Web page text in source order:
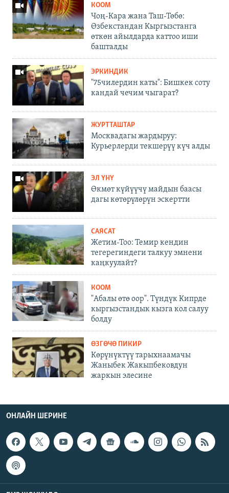
КООМ
Чоң-Кара жана Таш-Төбө:
Өзбекстандан Кыргызстанга
өткөн айылдарда каттоо иши
башталды
ЭРКИНДИК
"75чилердин каты": Бишкек соту
кандай чечим чыгарат?
ЖУРТТАШТАР
Москвадагы жардыруу:
Курьерлерди текшерүү күч алды
ЭЛ ҮНҮ
Өкмөт күйүүчү майдын баасы
дагы көтөрүлөрүн эскертти
САЯСАТ
Жетим-Тоо: Темир кендин
тегерегиндеги талкуу эмнени
каңкуулайт?
КООМ
"Абалы өтө оор". Түндүк Кипрде
кыргызстандык кызга кол салуу
болду
ӨЗГӨЧӨ ПИКИР
Көрүнүктүү тарыхнаамачы
Жаныбек Жакыпбековдун
жаркын элесине
ОНЛАЙН ШЕРИНЕ